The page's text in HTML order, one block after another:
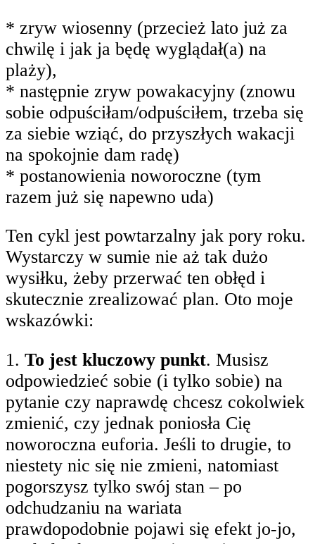
* zryw wiosenny (przecież lato już za
chwilę i jak ja będę wyglądał(a) na
plaży),
* następnie zryw powakacyjny (znowu
sobie odpuściłam/odpuściłem, trzeba się
za siebie wziąć, do przyszłych wakacji
na spokojnie dam radę)
* postanowienia noworoczne (tym
razem już się napewno uda)
Ten cykl jest powtarzalny jak pory roku.
Wystarczy w sumie nie aż tak dużo
wysiłku, żeby przerwać ten obłęd i
skutecznie zrealizować plan. Oto moje
wskazówki:
1. To jest kluczowy punkt. Musisz
odpowiedzieć sobie (i tylko sobie) na
pytanie czy naprawdę chcesz cokolwiek
zmienić, czy jednak poniosła Cię
noworoczna euforia. Jeśli to drugie, to
niestety nic się nie zmieni, natomiast
pogorszysz tylko swój stan – po
odchudzaniu na wariata
prawdopodobnie pojawi się efekt jo-jo,